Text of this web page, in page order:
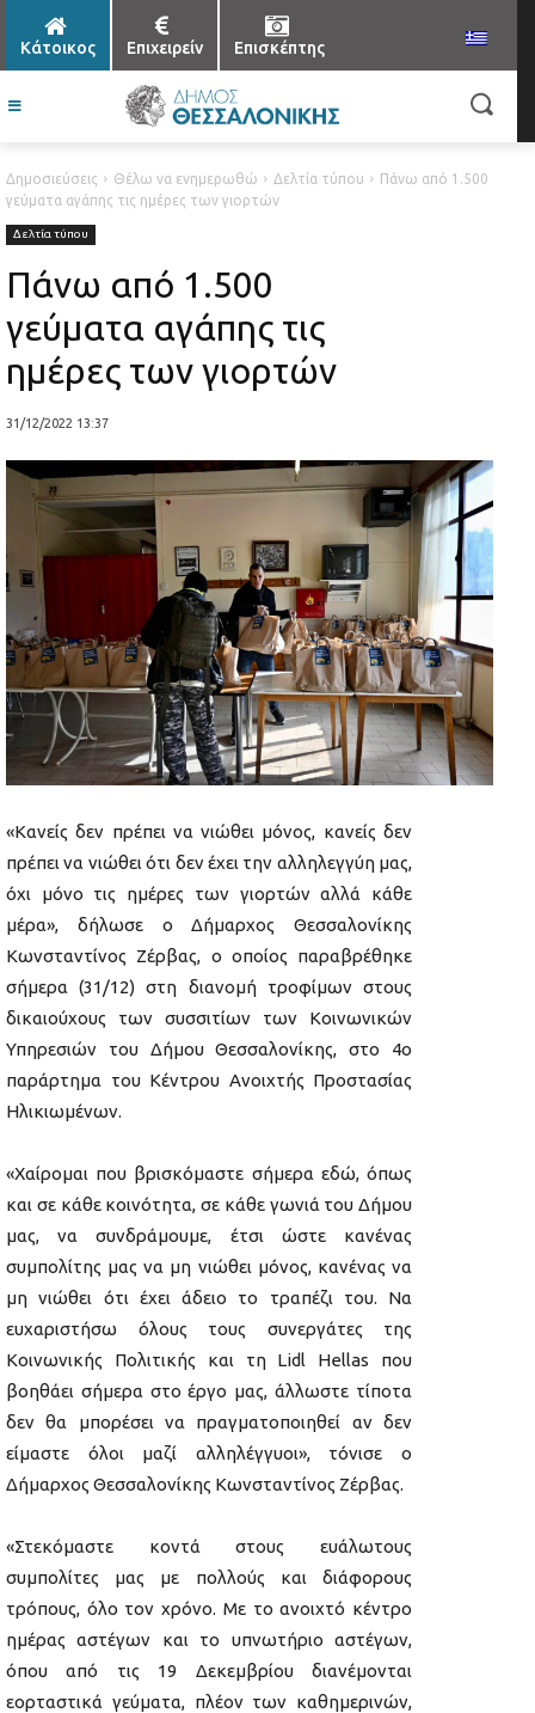
Κάτοικος Επιχειρείν Επισκέπτης
Δημοσιεύσεις Θέλω να ενημερωθώ Δελτία τύπου
Πάνω από 1.500
γεύματα αγάπης τις ημέρες των γιορτών
Δελτία τύπου
Πάνω από 1.500
γεύματα αγάπης τις
ημέρες των γιορτών
31/12/2022 13:37
«Κανείς δεν πρέπει να νιώθει μόνος, κανείς δεν
πρέπει να νιώθει ότι δεν έχει την αλληλεγγύη μας,
όχι μόνο τις ημέρες των γιορτών αλλά κάθε
μέρα», δήλωσε ο Δήμαρχος Θεσσαλονίκης
Κωνσταντίνος Ζέρβας, ο οποίος παραβρέθηκε
σήμερα (31/12) στη διανομή τροφίμων στους
δικαιούχους των συσσιτίων των Κοινωνικών
Υπηρεσιών του Δήμου Θεσσαλονίκης, στο 4ο
παράρτημα του Κέντρου Ανοιχτής Προστασίας
Ηλικιωμένων.
«Χαίρομαι που βρισκόμαστε σήμερα εδώ, όπως
και σε κάθε κοινότητα, σε κάθε γωνιά του Δήμου
μας, να συνδράμουμε, έτσι ώστε κανένας
συμπολίτης μας να μη νιώθει μόνος, κανένας να
μη νιώθει ότι έχει άδειο το τραπέζι του. Να
ευχαριστήσω όλους τους συνεργάτες της
Κοινωνικής Πολιτικής και τη Lidl Hellas που
βοηθάει σήμερα στο έργο μας, άλλωστε τίποτα
δεν θα μπορέσει να πραγματοποιηθεί αν δεν
είμαστε όλοι μαζί αλληλέγγυοι», τόνισε ο
Δήμαρχος Θεσσαλονίκης Κωνσταντίνος Ζέρβας.
«Στεκόμαστε κοντά στους ευάλωτους
συμπολίτες μας με πολλούς και διάφορους
τρόπους, όλο τον χρόνο. Με το ανοιχτό κέντρο
ημέρας αστέγων και το υπνωτήριο αστέγων,
όπου από τις 19 Δεκεμβρίου διανέμονται
εορταστικά γεύματα, πλέον των καθημερινών,